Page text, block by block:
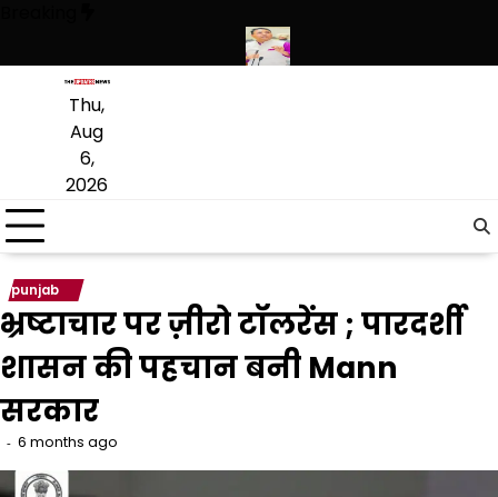
content
Thu,
Aug
6,
2026
punjab
भ्रष्टाचार पर ज़ीरो टॉलरेंस ; पारदर्शी
शासन की पहचान बनी Mann
सरकार
6 months ago